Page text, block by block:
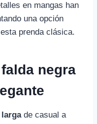
en mangas han
una opción
prenda clásica.
negra
de casual a